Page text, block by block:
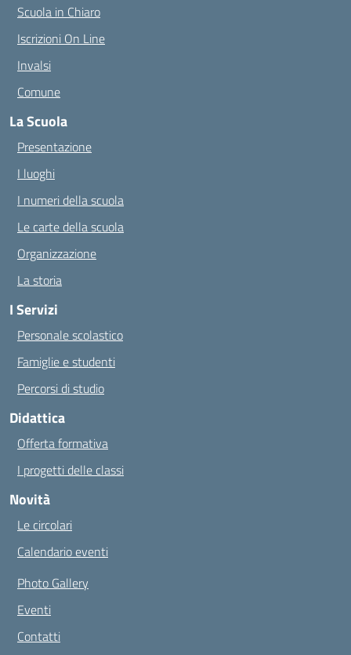
Scuola in Chiaro
Iscrizioni On Line
Invalsi
Comune
La Scuola
Presentazione
I luoghi
I numeri della scuola
Le carte della scuola
Organizzazione
La storia
I Servizi
Personale scolastico
Famiglie e studenti
Percorsi di studio
Didattica
Offerta formativa
I progetti delle classi
Novità
Le circolari
Calendario eventi
Photo Gallery
Eventi
Contatti